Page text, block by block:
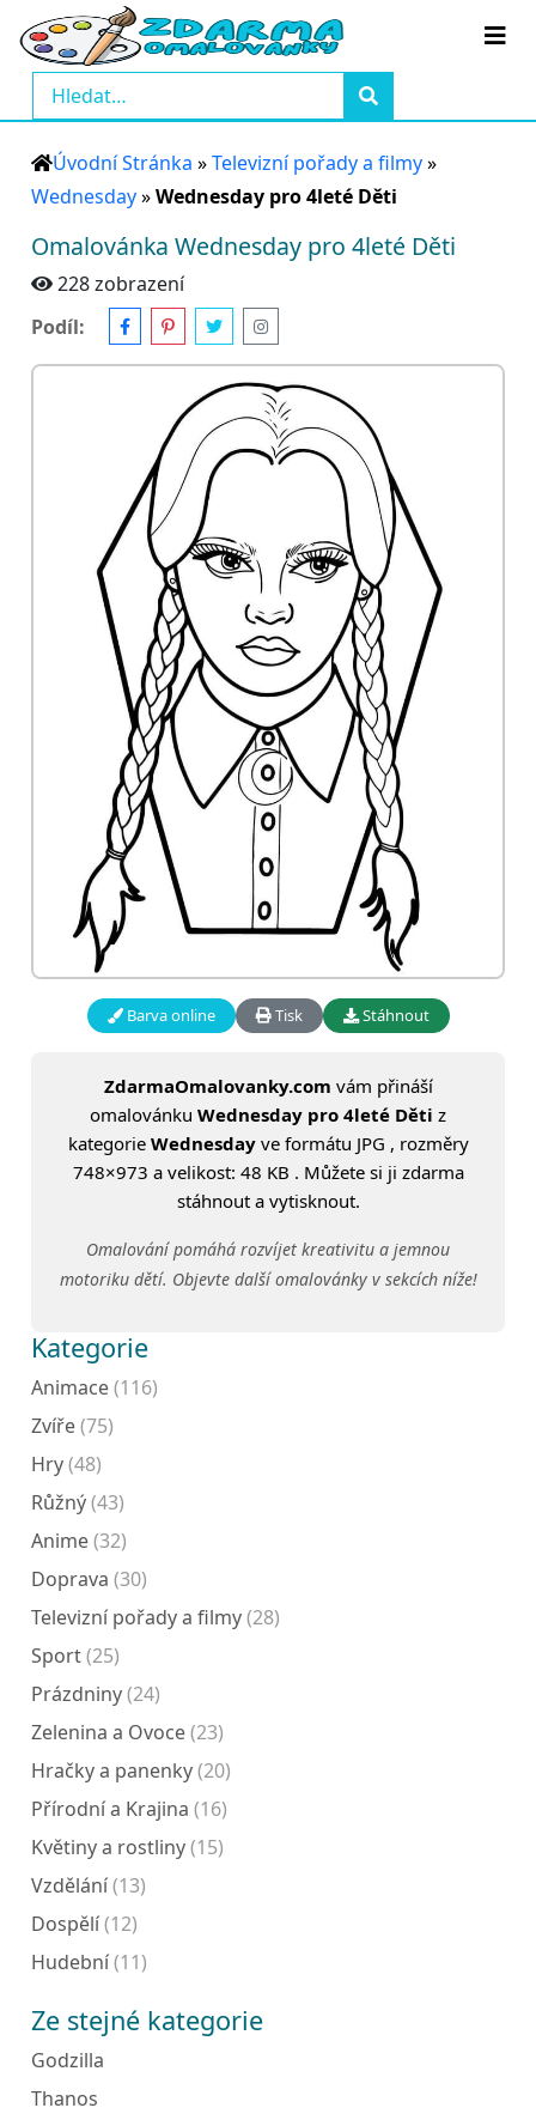
Úvodní Stránka »Televizní pořady a filmy»
Wednesday»Wednesday pro 4leté Děti
Omalovánka Wednesday pro 4leté Děti
228 zobrazení
Podíl:
Barva online Tisk Stáhnout
ZdarmaOmalovanky.com vám přináší
omalovánku Wednesday pro 4leté Děti z
kategorie Wednesdayve formátu JPG , rozměry
748×973 a velikost: 48 KB . Můžete si ji zdarma
stáhnout a vytisknout.
Omalování pomáhá rozvíjet kreativitu a jemnou
motoriku dětí. Objevte další omalovánky v sekcích níže!
Kategorie
Animace(116)
Zvíře(75)
Hry(48)
Růžný(43)
Anime(32)
Doprava (30)
Televizní pořady a filmy(28)
Sport(25)
Prázdniny(24)
Zelenina a Ovoce(23)
Hračky a panenky(20)
Přírodní a Krajina (16)
Květiny a rostliny(15)
Vzdělání(13)
Dospělí(12)
Hudební(11)
Ze stejné kategorie
Godzilla
Thanos